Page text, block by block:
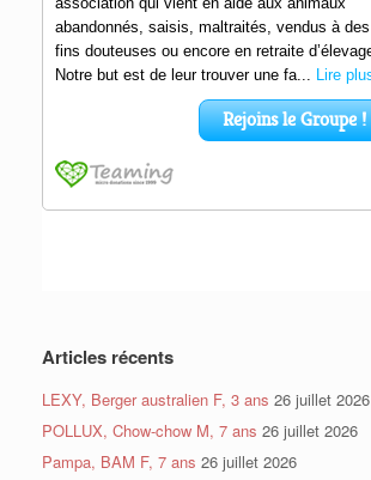
Articles récents
LEXY, Berger australien F, 3 ans 26 juillet 2026
POLLUX, Chow-chow M, 7 ans 26 juillet 2026
Pampa, BAM F, 7 ans 26 juillet 2026